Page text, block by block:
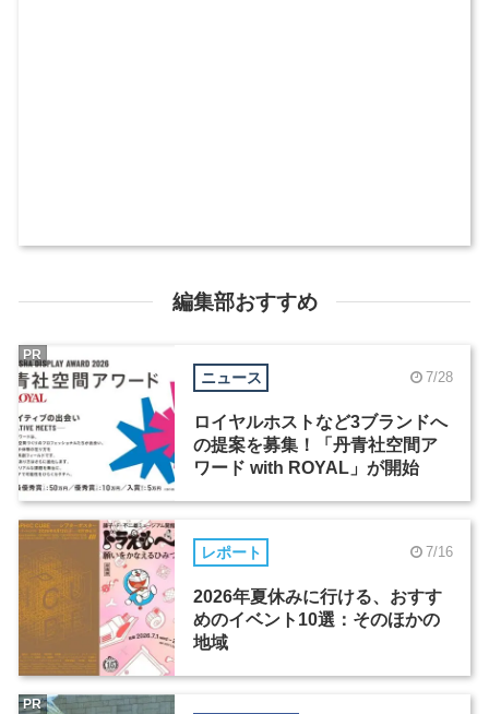
編集部おすすめ
ニュース 7/28
ロイヤルホストなど3ブランドへ
の提案を募集！「丹青社空間ア
ワード with ROYAL」が開始
PR
レポート 7/16
2026年夏休みに行ける、おすす
めのイベント10選：そのほかの
地域
PR